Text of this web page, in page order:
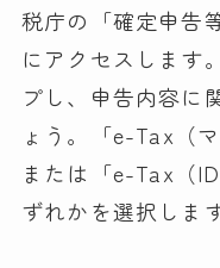
税庁の「確定申告
にアクセスします
プし、申告内容に
ょう。「e-Tax（
または「e-Tax（
ずれかを選択します